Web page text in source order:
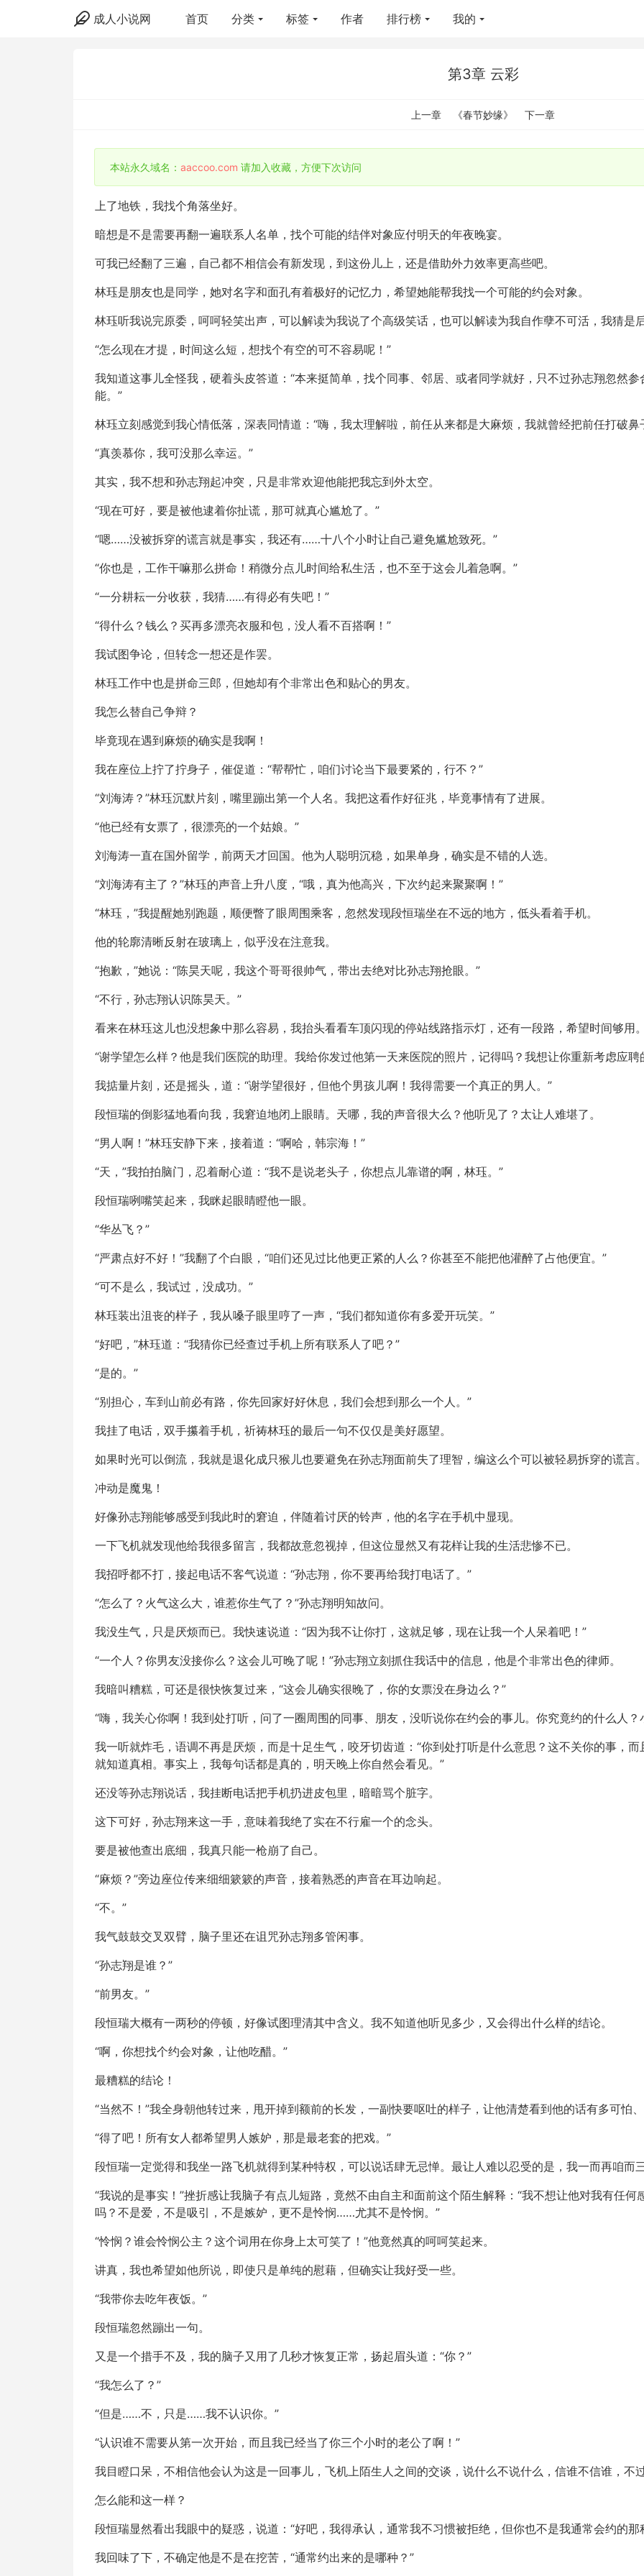
成人小说网 首页 分类 标签 作者 排行榜 我的
第3章 云彩
上一章 《春节妙缘》 下一章
本站永久域名： aaccoo.com 请加入收藏，方便下次访问
上了地铁，我找个角落坐好。
暗想是不是需要再翻一遍联系人名单，找个可能的结伴对象应付明天的年夜晚宴。
可我已经翻了三遍，自己都不相信会有新发现，到这份儿上，还是借助外力效率更高些吧。
林珏是朋友也是同学，她对名字和面孔有着极好的记忆力，希望她能帮我找一个可能的约会对象。
林珏听我说完原委，呵呵轻笑出声，可以解读为我说了个高级笑话，也可以解读为我自作孽不可活，我猜是
“怎么现在才提，时间这么短，想找个有空的可不容易呢！”
我知道这事儿全怪我，硬着头皮答道：“本来挺简单，找个同事、邻居、或者同学就好，只不过孙志翔忽然
能。”
林珏立刻感觉到我心情低落，深表同情道：“嗨，我太理解啦，前任从来都是大麻烦，我就曾经把前任打破鼻
“真羡慕你，我可没那么幸运。”
其实，我不想和孙志翔起冲突，只是非常欢迎他能把我忘到外太空。
“现在可好，要是被他逮着你扯谎，那可就真心尴尬了。”
“嗯……没被拆穿的谎言就是事实，我还有……十八个小时让自己避免尴尬致死。”
“你也是，工作干嘛那么拼命！稍微分点儿时间给私生活，也不至于这会儿着急啊。”
“一分耕耘一分收获，我猜……有得必有失吧！”
“得什么？钱么？买再多漂亮衣服和包，没人看不百搭啊！”
我试图争论，但转念一想还是作罢。
林珏工作中也是拼命三郎，但她却有个非常出色和贴心的男友。
我怎么替自己争辩？
毕竟现在遇到麻烦的确实是我啊！
我在座位上拧了拧身子，催促道：“帮帮忙，咱们讨论当下最要紧的，行不？”
“刘海涛？”林珏沉默片刻，嘴里蹦出第一个人名。我把这看作好征兆，毕竟事情有了进展。
“他已经有女票了，很漂亮的一个姑娘。”
刘海涛一直在国外留学，前两天才回国。他为人聪明沉稳，如果单身，确实是不错的人选。
“刘海涛有主了？”林珏的声音上升八度，“哦，真为他高兴，下次约起来聚聚啊！”
“林珏，”我提醒她别跑题，顺便瞥了眼周围乘客，忽然发现段恒瑞坐在不远的地方，低头看着手机。
他的轮廓清晰反射在玻璃上，似乎没在注意我。
“抱歉，”她说：“陈昊天呢，我这个哥哥很帅气，带出去绝对比孙志翔抢眼。”
“不行，孙志翔认识陈昊天。”
看来在林珏这儿也没想象中那么容易，我抬头看看车顶闪现的停站线路指示灯，还有一段路，希望时间够用
“谢学望怎么样？他是我们医院的助理。我给你发过他第一天来医院的照片，记得吗？我想让你重新考虑应聘
我掂量片刻，还是摇头，道：“谢学望很好，但他个男孩儿啊！我得需要一个真正的男人。”
段恒瑞的倒影猛地看向我，我窘迫地闭上眼睛。天哪，我的声音很大么？他听见了？太让人难堪了。
“男人啊！”林珏安静下来，接着道：“啊哈，韩宗海！”
“天，”我拍拍脑门，忍着耐心道：“我不是说老头子，你想点儿靠谱的啊，林珏。”
段恒瑞咧嘴笑起来，我眯起眼睛瞪他一眼。
“华丛飞？”
“严肃点好不好！”我翻了个白眼，“咱们还见过比他更正紧的人么？你甚至不能把他灌醉了占他便宜。”
“可不是么，我试过，没成功。”
林珏装出沮丧的样子，我从嗓子眼里哼了一声，“我们都知道你有多爱开玩笑。”
“好吧，”林珏道：“我猜你已经查过手机上所有联系人了吧？”
“是的。”
“别担心，车到山前必有路，你先回家好好休息，我们会想到那么一个人。”
我挂了电话，双手攥着手机，祈祷林珏的最后一句不仅仅是美好愿望。
如果时光可以倒流，我就是退化成只猴儿也要避免在孙志翔面前失了理智，编这么个可以被轻易拆穿的谎言
冲动是魔鬼！
好像孙志翔能够感受到我此时的窘迫，伴随着讨厌的铃声，他的名字在手机中显现。
一下飞机就发现他给我很多留言，我都故意忽视掉，但这位显然又有花样让我的生活悲惨不已。
我招呼都不打，接起电话不客气说道：“孙志翔，你不要再给我打电话了。”
“怎么了？火气这么大，谁惹你生气了？”孙志翔明知故问。
我没生气，只是厌烦而已。我快速说道：“因为我不让你打，这就足够，现在让我一个人呆着吧！”
“一个人？你男友没接你么？这会儿可晚了呢！”孙志翔立刻抓住我话中的信息，他是个非常出色的律师。
我暗叫糟糕，可还是很快恢复过来，“这会儿确实很晚了，你的女票没在身边么？”
“嗨，我关心你啊！我到处打听，问了一圈周围的同事、朋友，没听说你在约会的事儿。你究竟约的什么人？
我一听就炸毛，语调不再是厌烦，而是十足生气，咬牙切齿道：“你到处打听是什么意思？这不关你的事，
就知道真相。事实上，我每句话都是真的，明天晚上你自然会看见。”
还没等孙志翔说话，我挂断电话把手机扔进皮包里，暗暗骂个脏字。
这下可好，孙志翔来这一手，意味着我绝了实在不行雇一个的念头。
要是被他查出底细，我真只能一枪崩了自己。
“麻烦？”旁边座位传来细细簌簌的声音，接着熟悉的声音在耳边响起。
“不。”
我气鼓鼓交叉双臂，脑子里还在诅咒孙志翔多管闲事。
“孙志翔是谁？”
“前男友。”
段恒瑞大概有一两秒的停顿，好像试图理清其中含义。我不知道他听见多少，又会得出什么样的结论。
“啊，你想找个约会对象，让他吃醋。”
最糟糕的结论！
“当然不！”我全身朝他转过来，甩开掉到额前的长发，一副快要呕吐的样子，让他清楚看到他的话有多可怕
“得了吧！所有女人都希望男人嫉妒，那是最老套的把戏。”
段恒瑞一定觉得和我坐一路飞机就得到某种特权，可以说话肆无忌惮。最让人难以忍受的是，我一而再咱而
“我说的是事实！”挫折感让我脑子有点儿短路，竟然不由自主和面前这个陌生解释：“我不想让他对我有任
吗？不是爱，不是吸引，不是嫉妒，更不是怜悯……尤其不是怜悯。”
“怜悯？谁会怜悯公主？这个词用在你身上太可笑了！”他竟然真的呵呵笑起来。
讲真，我也希望如他所说，即使只是单纯的慰藉，但确实让我好受一些。
“我带你去吃年夜饭。”
段恒瑞忽然蹦出一句。
又是一个措手不及，我的脑子又用了几秒才恢复正常，扬起眉头道：“你？”
“我怎么了？”
“但是……不，只是……我不认识你。”
“认识谁不需要从第一次开始，而且我已经当了你三个小时的老公了啊！”
我目瞪口呆，不相信他会认为这是一回事儿，飞机上陌生人之间的交谈，说什么不说什么，信谁不信谁，不
怎么能和这一样？
段恒瑞显然看出我眼中的疑惑，说道：“好吧，我得承认，通常我不习惯被拒绝，但你也不是我通常会约的那
我回味了下，不确定他是不是在挖苦，“通常约出来的是哪种？”